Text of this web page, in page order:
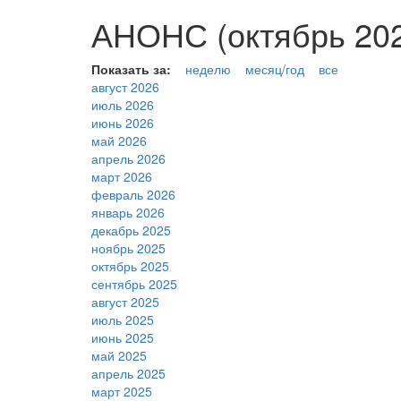
АНОНС (октябрь
Показать за: неделю месяц/год
все
август 2026
июль 2026
июнь 2026
май 2026
апрель 2026
март 2026
февраль 2026
январь 2026
декабрь 2025
ноябрь 2025
октябрь 2025
сентябрь 2025
август 2025
июль 2025
июнь 2025
май 2025
апрель 2025
март 2025